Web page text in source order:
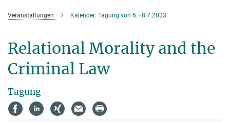
Veranstaltungen Kalender: Tagung von 6.–8.7.2023
Relational Morality and the
Criminal Law
Tagung